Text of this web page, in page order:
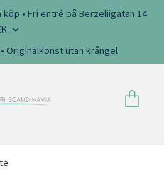
• Fri entré på Berzeliigatan 14
Originalkonst utan krångel